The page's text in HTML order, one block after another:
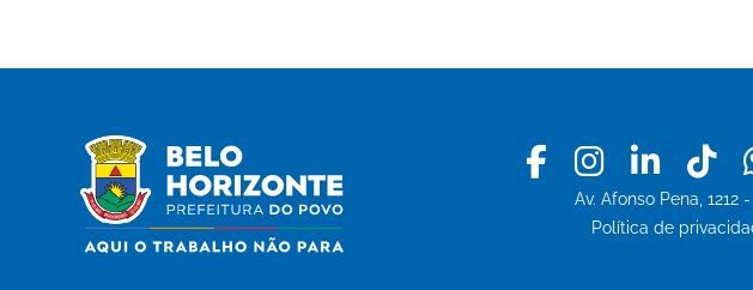
Facebook
Av. Afonso Pena, 1212
Política de